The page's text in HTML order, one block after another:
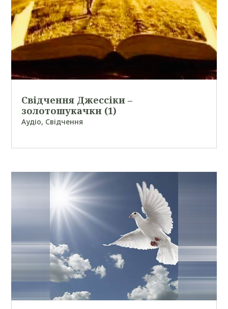
Свідчення Джессіки –
золотошукачки (1)
Аудіо, Свідчення